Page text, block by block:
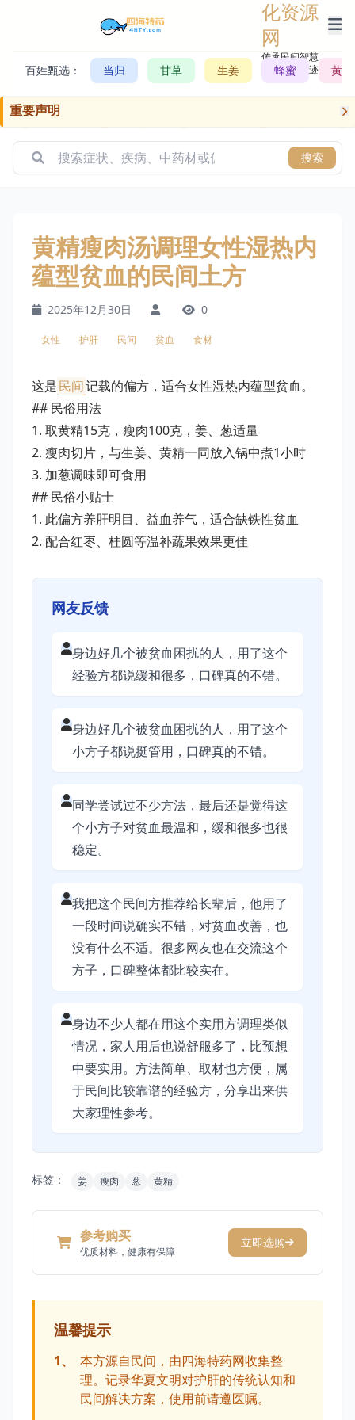
化资源
网
传承民间智慧，
记录历史轨迹
百姓甄选： 当归 甘草 生姜 蜂蜜 黄芪
重要声明
搜索
黄精瘦肉汤调理女性湿热内
蕴型贫血的民间土方
2025年12月30日 0
女性 护肝 民间 贫血 食材
这是民间记载的偏方，适合女性湿热内蕴型贫血。
## 民俗用法
1. 取黄精15克，瘦肉100克，姜、葱适量
2. 瘦肉切片，与生姜、黄精一同放入锅中煮1小时
3. 加葱调味即可食用
## 民俗小贴士
1. 此偏方养肝明目、益血养气，适合缺铁性贫血
2. 配合红枣、桂圆等温补蔬果效果更佳
网友反馈
身边好几个被贫血困扰的人，用了这个
经验方都说缓和很多，口碑真的不错。
身边好几个被贫血困扰的人，用了这个
小方子都说挺管用，口碑真的不错。
同学尝试过不少方法，最后还是觉得这
个小方子对贫血最温和，缓和很多也很
稳定。
我把这个民间方推荐给长辈后，他用了
一段时间说确实不错，对贫血改善，也
没有什么不适。很多网友也在交流这个
方子，口碑整体都比较实在。
身边不少人都在用这个实用方调理类似
情况，家人用后也说舒服多了，比预想
中要实用。方法简单、取材也方便，属
于民间比较靠谱的经验方，分享出来供
大家理性参考。
标签： 姜 瘦肉 葱 黄精
参考购买
优质材料，健康有保障
立即选购
温馨提示
1、
本方源自民间，由四海特药网收集整
理。记录华夏文明对护肝的传统认知和
民间解决方案，使用前请遵医嘱。